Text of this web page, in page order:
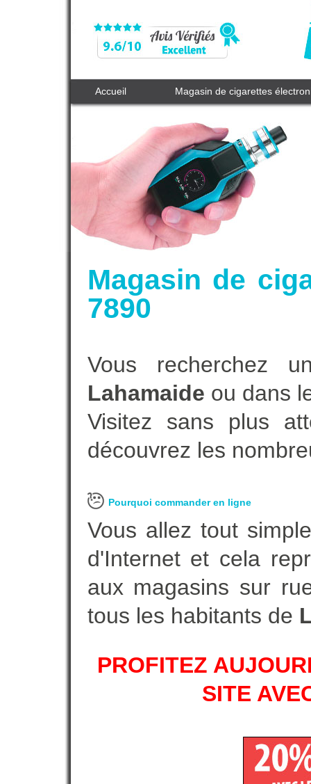
Accueil Magasin de cigarettes
Magasin de
7890
Vous recherchez
Lahamaide ou dans
Visitez sans plus
découvrez les
Pourquoi commander en ligne
Vous allez tout
d'Internet et cela
aux magasins sur
tous les habitants de
PROFITEZ
SITE